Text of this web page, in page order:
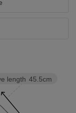
length 45.5cm